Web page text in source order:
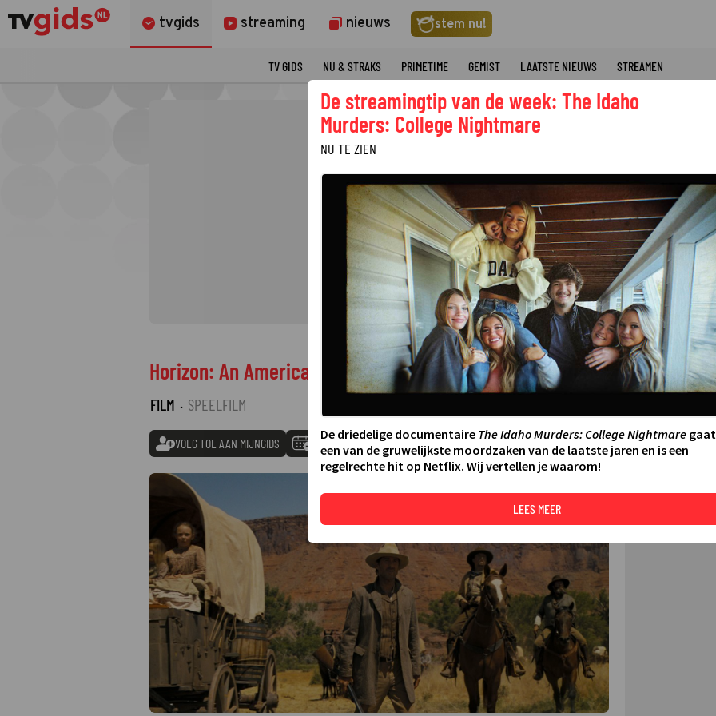
tvgids streaming nieuws stem nu!
TV GIDS NU & STRAKS PRIMETIME GEMIST LAATSTE NIEUWS STREAMEN
Horizon: An American Saga - Chapter 1
FILM · SPEELFILM
VOEG TOE AAN MIJNGIDS TOEVOEGEN AAN AGENDA DELEN
FILMS
DE
De streamingtip van de week: The Idaho
Murders: College Nightmare
NU TE ZIEN
De driedelige documentaire The Idaho Murders: College Nightmaregaat
een van de gruwelijkste moordzaken van de laatste jaren en is een
regelrechte hit op Netflix. Wij vertellen je waarom!
LEES MEER